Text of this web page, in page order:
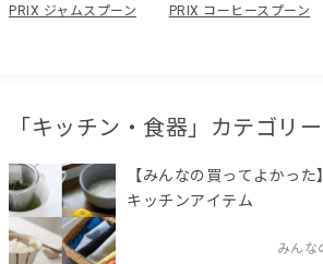
PRIX ジャムスプーン
PRIX コーヒースプーン
「キッチン・食器」カテゴリ
【みんなの買ってよかっ
キッチンアイテム
みんな